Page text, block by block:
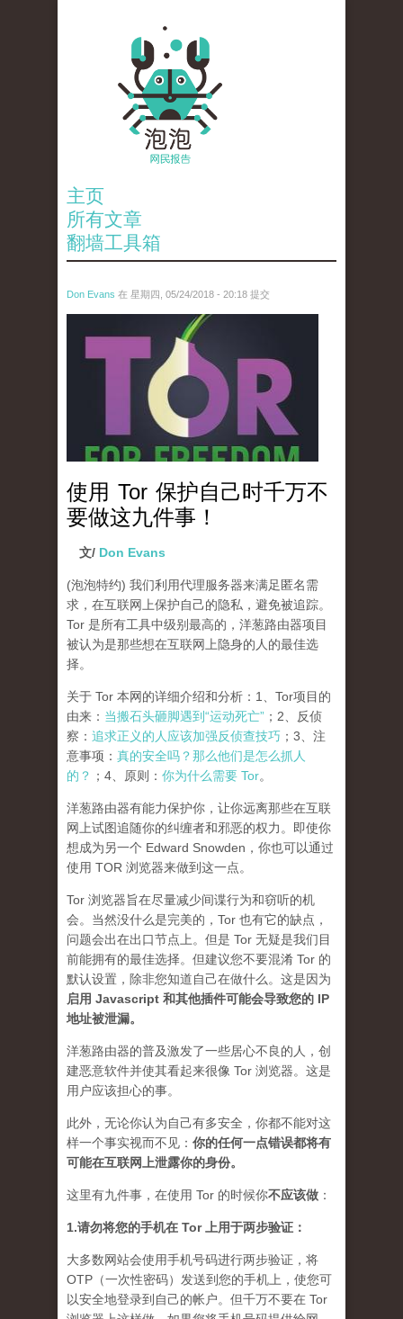
主页
所有文章
翻墙工具箱
Don Evans 在 星期四, 05/24/2018 - 20:18 提交
wechatimg1098.jpeg
使用 Tor 保护自己时千万不
要做这九件事！
文/ Don Evans
(泡泡特约) 我们利用代理服务器来满足匿名需
求，在互联网上保护自己的隐私，避免被追踪。
Tor 是所有工具中级别最高的，洋葱路由器项目
被认为是那些想在互联网上隐身的人的最佳选
择。
关于 Tor 本网的详细介绍和分析：1、Tor项目的
由来： 当搬石头砸脚遇到“运动死亡” ；2、反侦
察： 追求正义的人应该加强反侦查技巧 ；3、注
意事项： 真的安全吗？那么他们是怎么抓人
的？ ；4、原则： 你为什么需要 Tor。
洋葱路由器有能力保护你，让你远离那些在互联
网上试图追随你的纠缠者和邪恶的权力。即使你
想成为另一个 Edward Snowden，你也可以通过
使用 TOR 浏览器来做到这一点。
Tor 浏览器旨在尽量减少间谍行为和窃听的机
会。当然没什么是完美的，Tor 也有它的缺点，
问题会出在出口节点上。但是 Tor 无疑是我们目
前能拥有的最佳选择。但建议您不要混淆 Tor 的
默认设置，除非您知道自己在做什么。这是因为
启用 Javascript 和其他插件可能会导致您的 IP
地址被泄漏。
洋葱路由器的普及激发了一些居心不良的人，创
建恶意软件并使其看起来很像 Tor 浏览器。这是
用户应该担心的事。
此外，无论你认为自己有多安全，你都不能对这
样一个事实视而不见： 你的任何一点错误都将有
可能在互联网上泄露你的身份。
这里有九件事，在使用 Tor 的时候你不应该做 ：
1.请勿将您的手机在 Tor 上用于两步验证：
大多数网站会使用手机号码进行两步验证，将
OTP（一次性密码）发送到您的手机上，使您可
以安全地登录到自己的帐户。但千万不要在 Tor